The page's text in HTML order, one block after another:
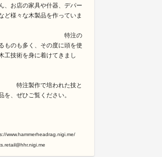
、お店の家具や什器、デパー
ど様々な木製品を作っていま
。
の
ものも多く、その度に頭を使
工技術を身に着けてきまし
。
培われた技と
を、ぜひご覧ください。
www.hammerheadrag.nigi.me/